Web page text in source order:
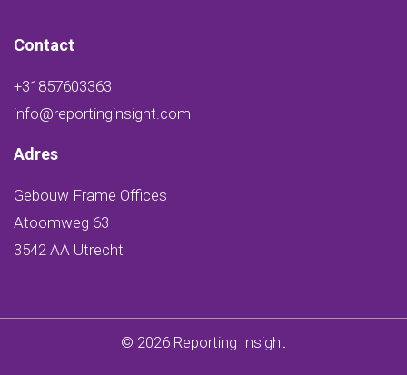
Contact
+31857603363
info@reportinginsight.com
Adres
Gebouw Frame Offices
Atoomweg 63
3542 AA Utrecht
© 2026 Reporting Insight